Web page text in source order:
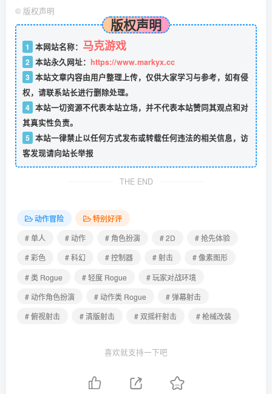
© 版权声明
版权声明
1 本网站名称： 马克游戏
2 本站永久网址： https://www.markyx.cc
3 本站文章内容由用户整理上传，仅供大家学习与参考，如有侵
权，请联系站长进行删除处理。
4 本站一切资源不代表本站立场，并不代表本站赞同其观点和对
其真实性负责。
5 本站一律禁止以任何方式发布或转载任何违法的相关信息，访
客发现请向站长举报
THE END
动作冒险
特别好评
# 单人
# 动作 # 角色扮演 # 2D
# 抢先体验
# 彩色
# 科幻 # 控制器 # 射击
# 像素图形
# 类 Rogue
# 轻度 Rogue
# 玩家对战环境
# 动作角色扮演
# 动作类 Rogue
# 弹幕射击
# 俯视射击
# 清版射击 # 双摇杆射击 # 枪械改装
喜欢就支持一下吧